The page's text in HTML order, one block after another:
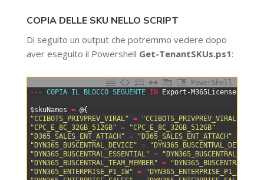
COPIA DELLE SKU NELLO SCRIPT
Di seguito un output che potremmo vedere dopo
aver eseguito il Powershell Get-TenantSKUs.ps1:
PowerShell
-- - COPIA IL BLOCCO SEGUENTE IN Export-M365Licenses
$skuNames = @{
"CCIBOTS_PRIVPREV_VIRAL" =
"CCIBOTS_PRIVPREV_VIRAL"
"CPC_E_8C_32GB_512GB​" =
"CPC_E_8C_32GB_512GB​"
"D365_SALES_ENT_ATTACH" =
"D365_SALES_ENT_ATTACH"
"DYN365_BUSCENTRAL_DEVICE" =
"DYN365_BUSCENTRAL_DEVICE"
"DYN365_BUSCENTRAL_ESSENTIAL" =
"DYN365_BUSCENTRAL_TEAM_MEMBER" =
"DYN365_ENTERPRISE_P1_IW" =
"DYN365_ENTERPRISE_P1_IW"